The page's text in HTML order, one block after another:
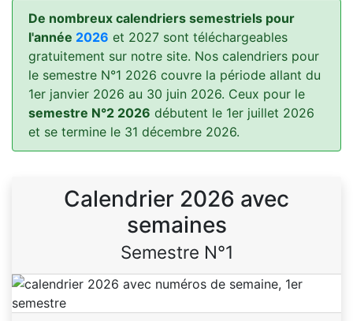
De nombreux calendriers semestriels pour
l'année 2026 et 2027 sont téléchargeables
gratuitement sur notre site. Nos calendriers pour
le semestre N°1 2026 couvre la période allant du
1er janvier 2026 au 30 juin 2026. Ceux pour le
semestre N°2 2026 débutent le 1er juillet 2026
et se termine le 31 décembre 2026.
Calendrier 2026 avec
semaines
Semestre N°1